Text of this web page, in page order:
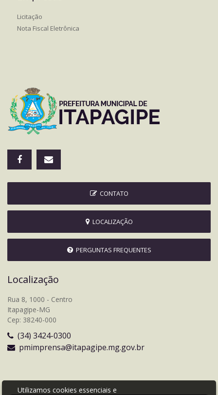
Licitação
Nota Fiscal Eletrônica
CONTATO
LOCALIZAÇÃO
PERGUNTAS FREQUENTES
Localização
Rua 8, 1000 - Centro
Itapagipe-MG
Cep: 38240-000
(34) 3424-0300
pmimprensa@itapagipe.mg.gov.br
Utilizamos cookies essenciais e